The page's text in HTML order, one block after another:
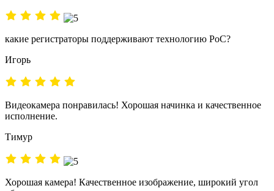
какие регистраторы поддерживают технологию PoC?
Игорь
Видеокамера понравилась! Хорошая начинка и качественное
исполнение.
Тимур
Хорошая камера! Качественное изображение, широкий угол